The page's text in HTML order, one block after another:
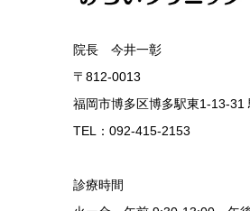
院長 今井一彰
〒812-0013
福岡市博多区博多駅東1-13-31
TEL：092-415-2153
診療時間